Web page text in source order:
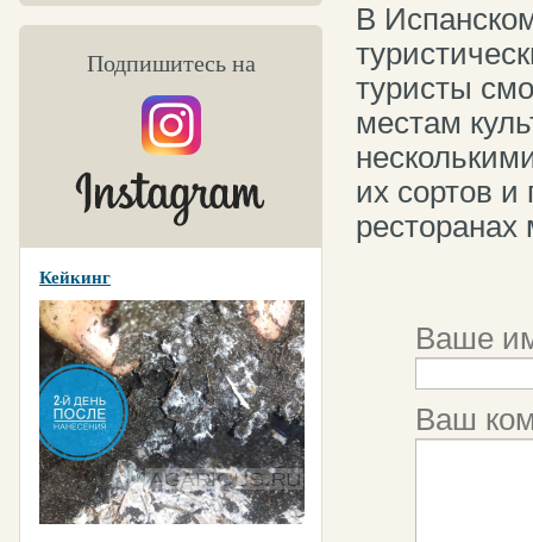
Подпишитесь на
Кейкинг
В
туристы
местам
их сортов
Ваше
Ваш